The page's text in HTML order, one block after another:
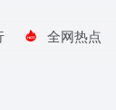
全网热点